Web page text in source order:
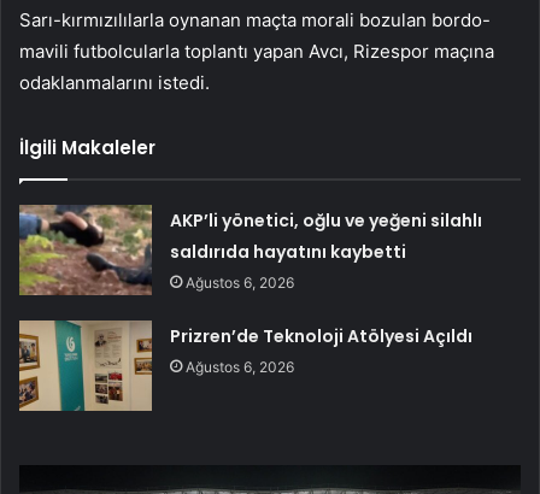
Sarı-kırmızılılarla oynanan maçta morali bozulan bordo-
mavili futbolcularla toplantı yapan Avcı, Rizespor maçına
odaklanmalarını istedi.
İlgili Makaleler
AKP’li yönetici, oğlu ve yeğeni silahlı
saldırıda hayatını kaybetti
Ağustos 6, 2026
Prizren’de Teknoloji Atölyesi Açıldı
Ağustos 6, 2026